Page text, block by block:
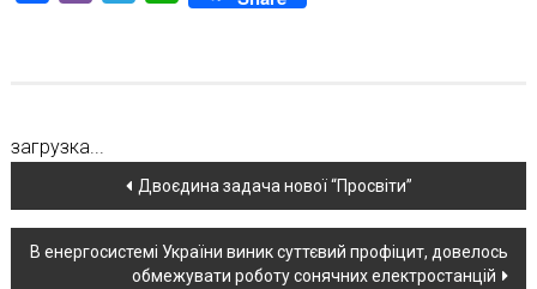
загрузка...
Навігація
по
новині
Двоєдина задача нової “Просвіти”
В енергосистемі України виник суттєвий профіцит, довелось
обмежувати роботу сонячних електростанцій